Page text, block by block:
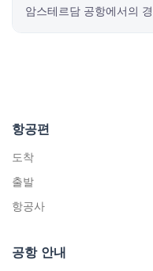
암스테르담 공항에서의
항공편
도착
출발
항공사
공항 안내